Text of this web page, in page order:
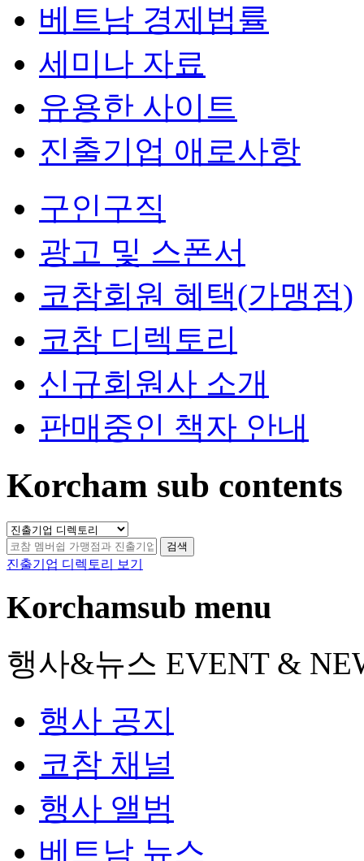
베트남 경제법률
세미나 자료
유용한 사이트
진출기업 애로사항
구인구직
광고 및 스폰서
코참회원 혜택(가맹점)
코참 디렉토리
신규회원사 소개
판매중인 책자 안내
Korcham sub contents
검색
진출기업 디렉토리 보기
Korchamsub menu
행사&뉴스 EVENT &
행사 공지
코참 채널
행사 앨범
베트남 뉴스